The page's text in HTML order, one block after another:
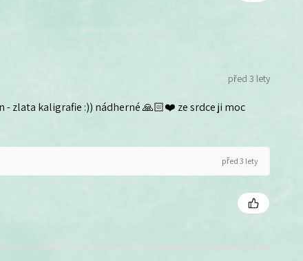
před 3 lety
- zlata kaligrafie :)) nádherné 🙏🏻❤️ ze srdce ji moc
před 3 lety